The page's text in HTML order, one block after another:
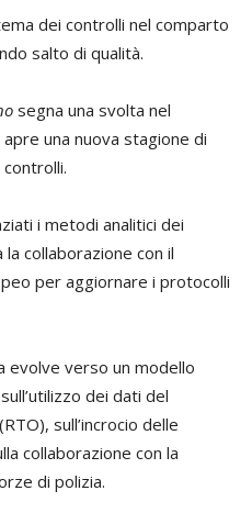
dei controlli nel comparto
salto di qualità.
segna una svolta nel
una nuova stagione di
i metodi analitici dei
collaborazione con il
per aggiornare i protocolli
evolve verso un modello
dei dati del
sull’incrocio delle
collaborazione con la
di polizia.